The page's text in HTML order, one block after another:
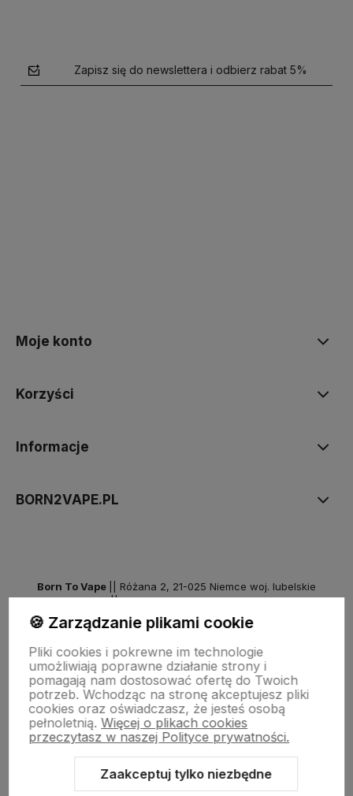
Zapisz się do newslettera i odbierz rabat 5%
Moje konto
Korzyści
Informacje
BORN2VAPE.PL
Born To Vape
|| Różana 2, 21-025 Niemce woj. lubelskie
NIP: 7141861133 || E:kontakt@born2vape.plT:665 744 477
Sklep internetowy Shoper Premium Szablon Shoper Modern 3.0™
🍪 Zarządzanie plikami cookie
Pliki cookies i pokrewne im technologie
umożliwiają poprawne działanie strony i
pomagają nam dostosować ofertę do Twoich
potrzeb. Wchodząc na stronę akceptujesz pliki
cookies oraz oświadczasz, że jesteś osobą
pełnoletnią. Więcej o plikach cookies
przeczytasz w naszej Polityce prywatności.
Zaakceptuj tylko niezbędne